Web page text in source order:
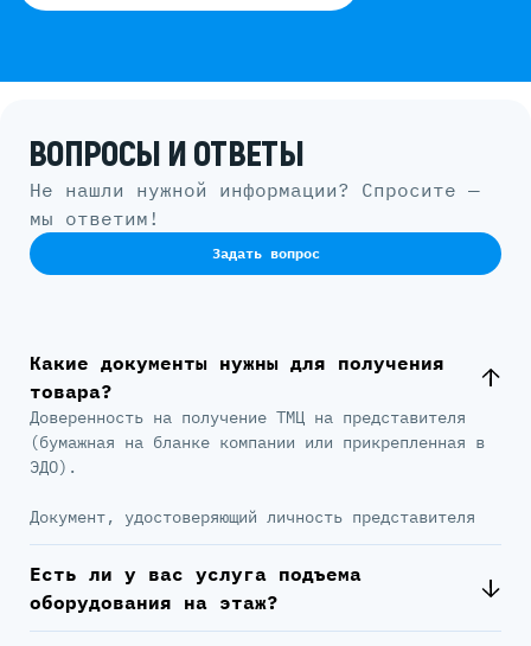
ВОПРОСЫ И ОТВЕТЫ
Не нашли нужной информации? Спросите —
мы ответим!
Задать вопрос
Какие документы нужны для получения
товара?
Доверенность на получение ТМЦ на представителя
(бумажная на бланке компании или прикрепленная в
ЭДО).
Документ, удостоверяющий личность представителя
Есть ли у вас услуга подъема
оборудования на этаж?